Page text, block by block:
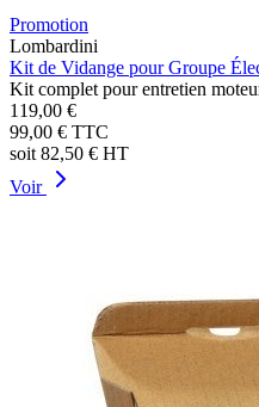
Promotion
Lombardini
Kit de Vidange pour Groupe
Kit complet pour entretien
119,00 €
99,00 € TTC
soit 82,50 € HT
Voir